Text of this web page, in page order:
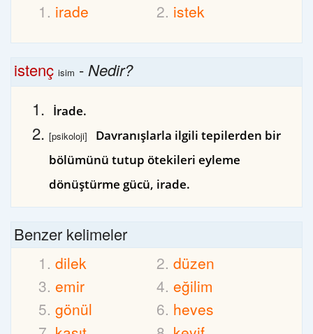
irade istek
istenç isim -Nedir?
İrade.
[psikoloji]
Davranışlarla ilgili tepilerden bir
bölümünü tutup ötekileri eyleme
dönüştürme gücü, irade.
Benzer kelimeler
dilek
düzen
emir
eğilim
gönül
heves